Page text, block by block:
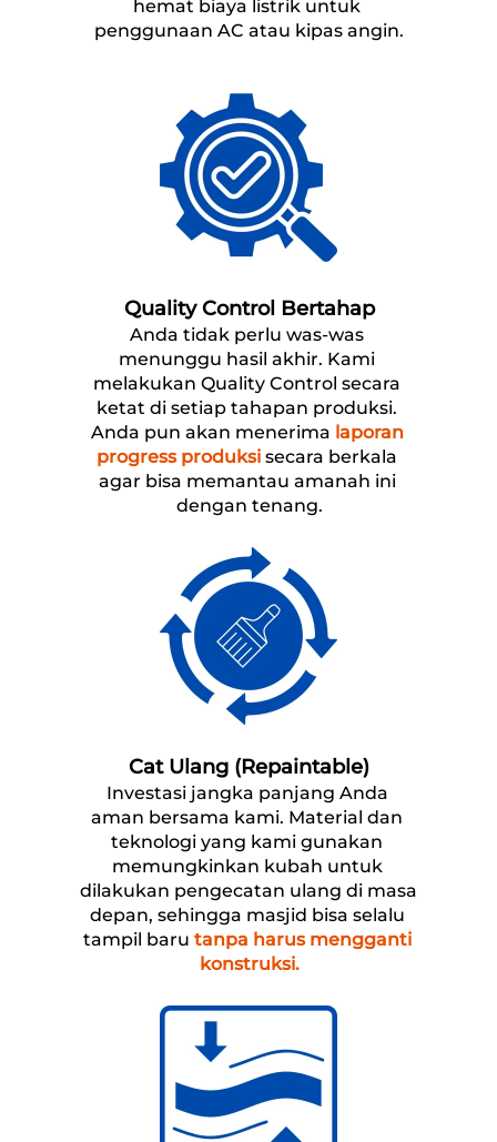
hemat biaya listrik untuk
penggunaan AC atau kipas angin.
Quality Control Bertahap
Anda tidak perlu was-was
menunggu hasil akhir. Kami
melakukan Quality Control secara
ketat di setiap tahapan produksi.
Anda pun akan menerima laporan
progress produksi secara berkala
agar bisa memantau amanah ini
dengan tenang.
Cat Ulang (Repaintable)
Investasi jangka panjang Anda
aman bersama kami. Material dan
teknologi yang kami gunakan
memungkinkan kubah untuk
dilakukan pengecatan ulang di masa
depan, sehingga masjid bisa selalu
tampil baru tanpa harus mengganti
konstruksi.